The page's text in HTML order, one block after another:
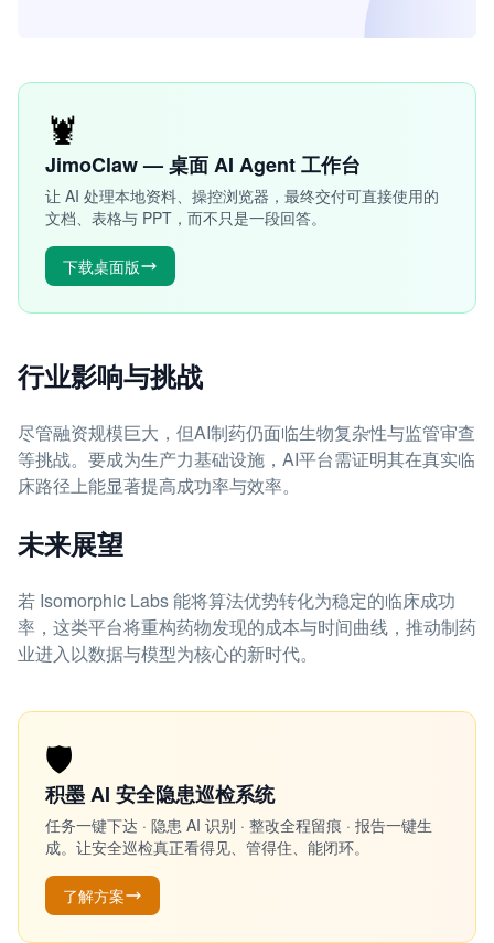
🦞
JimoClaw — 桌面 AI Agent 工作台
让 AI 处理本地资料、操控浏览器，最终交付可直接使用的
文档、表格与 PPT，而不只是一段回答。
下载桌面版
行业影响与挑战
尽管融资规模巨大，但AI制药仍面临生物复杂性与监管审查
等挑战。要成为生产力基础设施，AI平台需证明其在真实临
床路径上能显著提高成功率与效率。
未来展望
若 Isomorphic Labs 能将算法优势转化为稳定的临床成功
率，这类平台将重构药物发现的成本与时间曲线，推动制药
业进入以数据与模型为核心的新时代。
🛡️
积墨 AI 安全隐患巡检系统
任务一键下达 · 隐患 AI 识别 · 整改全程留痕 · 报告一键生
成。让安全巡检真正看得见、管得住、能闭环。
了解方案